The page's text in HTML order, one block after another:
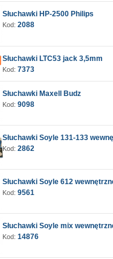
Słuchawki HP-2500 Philips
Kod: 2088
Słuchawki LTC53 jack 3,5mm
Kod: 7373
Słuchawki Maxell Budz
Kod: 9098
Słuchawki Soyle 131-133
Kod: 2862
Słuchawki Soyle 612
Kod: 9561
Słuchawki Soyle mix
Kod: 14876